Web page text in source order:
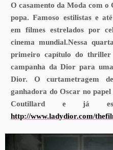
ai
l
c
e
b
o
o
k
k
e
dI
n
at
s
A
p
p
O casamento da Moda com o
popa. Famoso estilistas e
em filmes estrelados por
cinema mundial.Nessa
primeiro capítulo do thriller
campanha da Dior para
Dior. O curtametragem
ganhadora do Oscar no
Coutillard e já
http://www.ladydior.com/